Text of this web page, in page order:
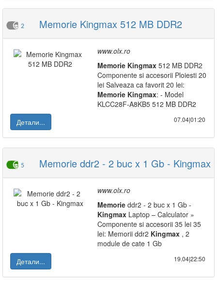
2 Memorie Kingmax 512 MB DDR2
www.olx.ro
Memorie Kingmax 512 MB DDR2
Componente si accesorii Ploiesti 20
lei Salveaza ca favorit 20 lei:
Memorie Kingmax: - Model
KLCC28F-A8KB5 512 MB DDR2
Детали...
07.04|01:20
5 Memorie ddr2 - 2 buc x 1 Gb - Kingmax
www.olx.ro
Memorie ddr2 - 2 buc x 1 Gb -
Kingmax Laptop – Calculator »
Componente si accesorii 35 lei 35
lei: Memorii ddr2 Kingmax , 2
module de cate 1 Gb
Детали...
19.04|22:50